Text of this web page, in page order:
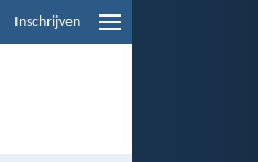
Inschrijven